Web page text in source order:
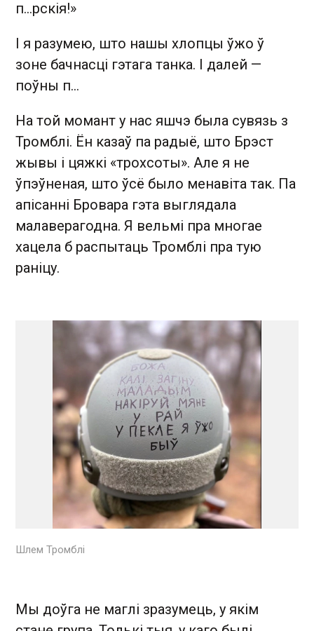
п...рскія!»
І я разумею, што нашы хлопцы ўжо ў
зоне бачнасці гэтага танка. І далей —
поўны п...
На той момант у нас яшчэ была сувязь з
Тромблі. Ён казаў па радыё, што Брэст
жывы і цяжкі «трохсоты». Але я не
ўпэўненая, што ўсё было менавіта так. Па
апісанні Бровара гэта выглядала
малаверагодна. Я вельмі пра многае
хацела б распытаць Тромблі пра тую
раніцу.
Шлем Тромблі
Мы доўга не маглі зразумець, у якім